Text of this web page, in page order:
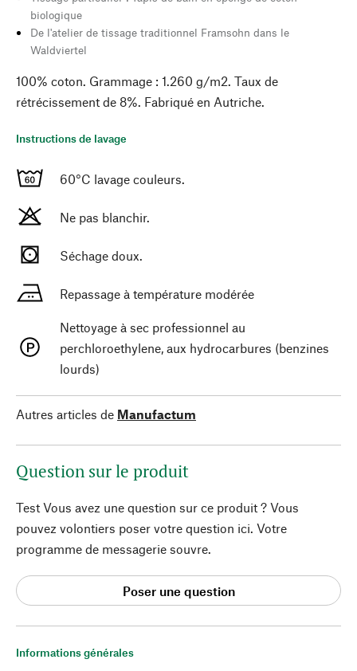
Informations générales
biologique
De l'atelier de tissage traditionnel Framsohn dans le
Waldviertel
100% coton. Grammage : 1.260 g/m2. Taux de
rétrécissement de 8%. Fabriqué en Autriche.
Instructions de lavage
60°C lavage couleurs.
Ne pas blanchir.
Séchage doux.
Repassage à température modérée
Nettoyage à sec professionnel au
perchloroethylene, aux hydrocarbures (benzines
lourds)
Autres articles de Manufactum
Question sur le produit
Test Vous avez une question sur ce produit ? Vous
pouvez volontiers poser votre question ici. Votre
programme de messagerie souvre.
Poser une question